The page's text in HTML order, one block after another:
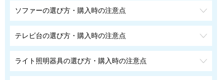
ソファーの選び方・購入時の注意点
テレビ台の選び方・購入時の注意点
ライト照明器具の選び方・購入時の注意点